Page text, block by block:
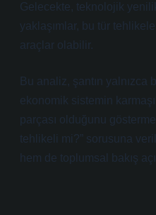
Gelecekte, teknolojik
yaklaşımlar, bu tür
araçlar olabilir.
Bu analiz, şantın yalnızca
ekonomik sistemin
parçası olduğunu
tehlikeli mi?” sorusuna
hem de toplumsal bakış